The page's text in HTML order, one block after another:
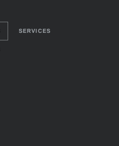
SERVICES